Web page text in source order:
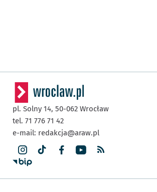
pl. Solny 14, 50-062 Wrocław
tel. 71 776 71 42
e-mail: redakcja@araw.pl